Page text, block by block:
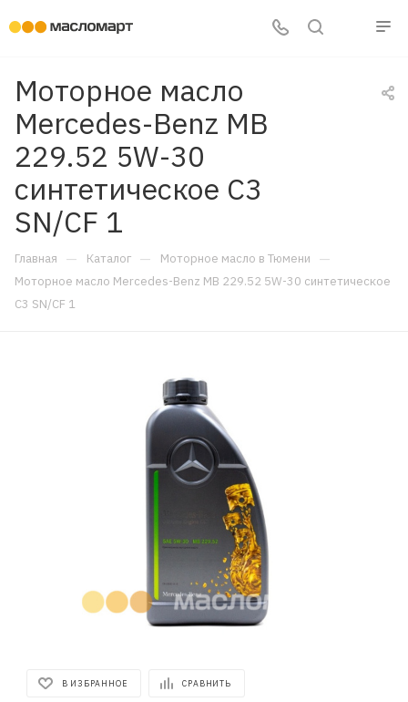
Моторное масло
Mercedes-Benz MB
229.52 5W-30
синтетическое C3
SN/CF 1
Главная — Каталог — Моторное масло в Тюмени —
Моторное масло Mercedes-Benz MB 229.52 5W-30 синтетическое
C3 SN/CF 1
В ИЗБРАННОЕ СРАВНИТЬ